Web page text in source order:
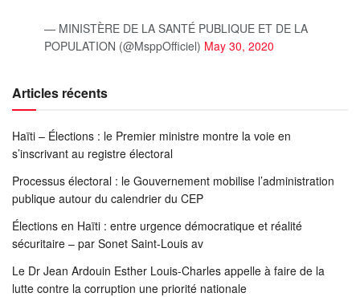
— MINISTÈRE DE LA SANTÉ PUBLIQUE ET DE LA
POPULATION (@MsppOfficiel) May 30, 2020
Articles récents
Haïti – Élections : le Premier ministre montre la voie en
s’inscrivant au registre électoral
Processus électoral : le Gouvernement mobilise l’administration
publique autour du calendrier du CEP
Élections en Haïti : entre urgence démocratique et réalité
sécuritaire – par Sonet Saint-Louis av
Le Dr Jean Ardouin Esther Louis-Charles appelle à faire de la
lutte contre la corruption une priorité nationale